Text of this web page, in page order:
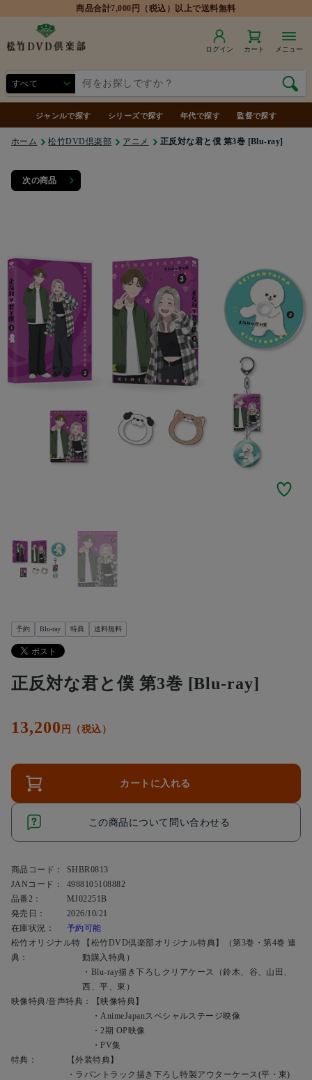
商品合計7,000円（税込）以上で送料無料
ログイン カート メニュー
ジャンルで探す シリーズで探す 年代で探す 監督で探す
ホーム 松竹DVD倶楽部 アニメ 正反対な君と僕 第3巻 [Blu-ray]
次の商品
予約 Blu-ray 特典 送料無料
正反対な君と僕 第3巻 [Blu-ray]
13,200 円（税込）
カートに入れる
この商品について問い合わせる
商品コード：
SHBR0813
JANコード：
4988105108882
品番2：
MJ02251B
発売日：
2026/10/21
在庫状況：
予約可能
松竹オリジナル特
典：
【松竹DVD倶楽部オリジナル特典】（第3巻・第4巻 連
動購入特典）
・Blu-ray描き下ろしクリアケース（鈴木、谷、山田、
西、平、東）
映像特典/音声特典：
【映像特典】
・AnimeJapanスペシャルステージ映像
・2期 OP映像
・PV集
特典：
【外装特典】
・ラパントラック描き下ろし特製アウターケース(平・東)